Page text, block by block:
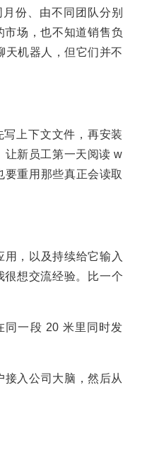
份、由不同团队分别
场，也不知道销售负
天机器人，但它们并不
上下文文件，再安装
让新员工第一天阅读 w
重用那些真正会读取
，以及持续给它输入
很想交流经验。比一个
同一段 20 米里同时发
入公司大脑，然后从